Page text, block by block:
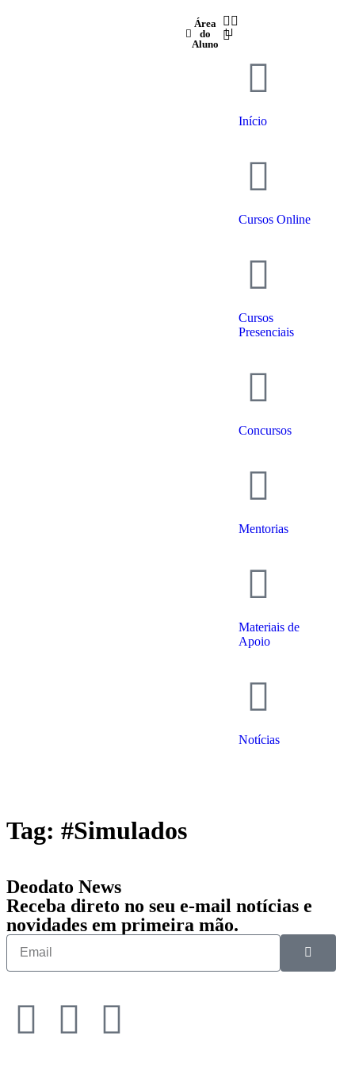
Área
do
Aluno
Início
Cursos Online
Cursos
Presenciais
Concursos
Mentorias
Materiais de
Apoio
Notícias
Tag: #Simulados
Deodato News
Receba direto no seu e-mail notícias e
novidades em primeira mão.